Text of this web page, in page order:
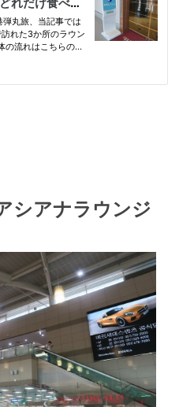
シアナラウンジ